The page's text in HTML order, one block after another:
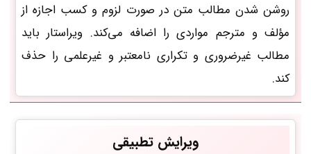
روشن شدن مطالب متن در صورت لزوم و کسب اجازه از
مؤلف و مترجم مواردی را اضافه می‌کند. ویراستار باید
مطالب غیرضروری و تکراری نامعتبر و غیر‌علمی را حذف
کند.
ویرایش تطبیقی